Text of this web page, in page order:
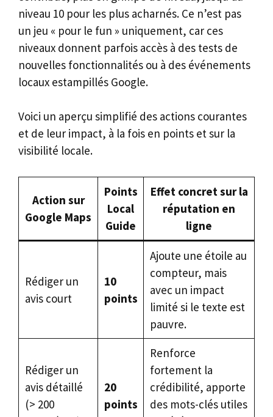
niveau 10 pour les plus acharnés. Ce n’est pas
un jeu « pour le fun » uniquement, car ces
niveaux donnent parfois accès à des tests de
nouvelles fonctionnalités ou à des événements
locaux estampillés Google.
Voici un aperçu simplifié des actions courantes
et de leur impact, à la fois en points et sur la
visibilité locale.
Action sur
Google Maps
Points
Local
Guide
Effet concret sur la
réputation en
ligne
Rédiger un
avis court
10
points
Ajoute une étoile au
compteur, mais
avec un impact
limité si le texte est
pauvre.
Rédiger un
avis détaillé
(> 200
20
points
Renforce
fortement la
crédibilité, apporte
des mots-clés utiles